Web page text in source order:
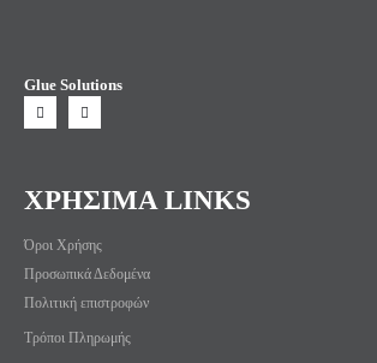
Glue Solutions
ΧΡΗΣΙΜΑ LINKS
Όροι Χρήσης
Προσωπικά Δεδομένα
Πολιτική επιστροφών
Τρόποι Πληρωμής